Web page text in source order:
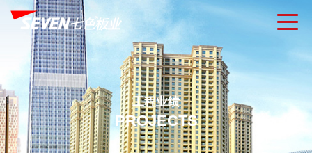
工程业绩
PROJECTS